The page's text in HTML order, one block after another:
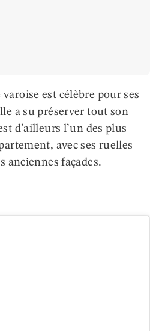
est célèbre pour ses
a su préserver tout son
d’ailleurs l’un des plus
avec ses ruelles
anciennes façades.